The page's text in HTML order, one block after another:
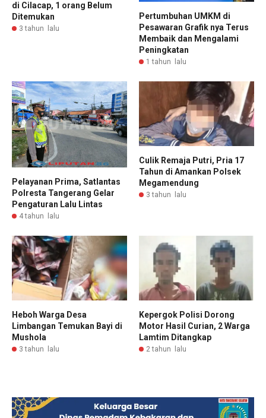
di Cilacap, 1 orang Belum
Ditemukan
3 tahun lalu
Pertumbuhan UMKM di
Pesawaran Grafik nya Terus
Membaik dan Mengalami
Peningkatan
1 tahun lalu
Pelayanan Prima, Satlantas
Polresta Tangerang Gelar
Pengaturan Lalu Lintas
4 tahun lalu
Culik Remaja Putri, Pria 17
Tahun di Amankan Polsek
Megamendung
3 tahun lalu
Heboh Warga Desa
Limbangan Temukan Bayi di
Mushola
3 tahun lalu
Kepergok Polisi Dorong
Motor Hasil Curian, 2 Warga
Lamtim Ditangkap
2 tahun lalu